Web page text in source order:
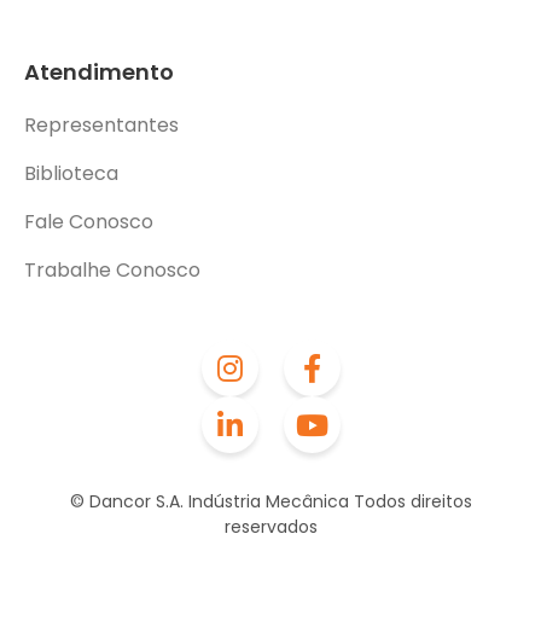
© Dancor S.A. Indústria Mecânica Todos direitos
reservados
Atendimento
Representantes
Biblioteca
Fale Conosco
Trabalhe Conosco